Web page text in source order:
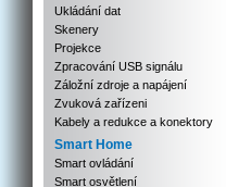
Ukládání dat
Skenery
Projekce
Zpracování USB signálu
Záložní zdroje a napájení
Zvuková zařízeni
Kabely a redukce a konektory
Smart Home
Smart ovládání
Smart osvětlení